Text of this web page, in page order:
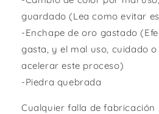
guardado (Lea como evitar
-Enchape de oro gastado
gasta, y el mal uso, cuidado
acelerar este proceso)
-Piedra quebrada
Cualquier falla de fabricación